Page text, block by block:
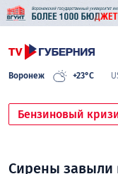
Воронеж +23°C
Бензиновый
Сирены завыли